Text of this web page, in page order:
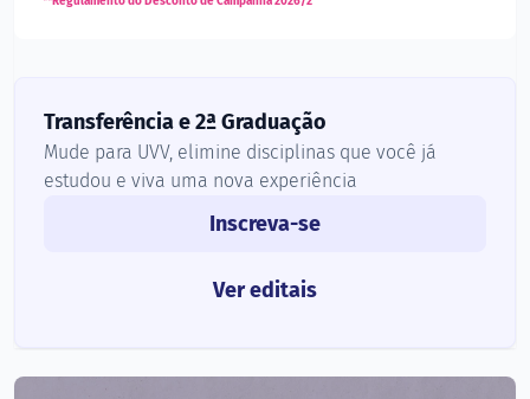
Transferência e 2ª Graduação
Mude para UVV, elimine disciplinas que você já
estudou e viva uma nova experiência
Inscreva-se
Ver editais